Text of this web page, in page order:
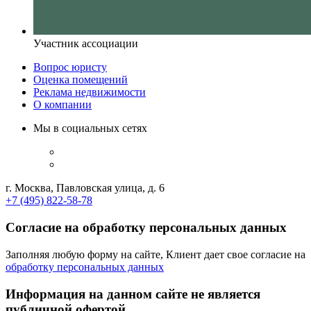
Участник ассоциации
Вопрос юристу
Оценка помещений
Реклама недвижимости
О компании
Мы в социальных сетях
г. Москва, Павловская улица, д. 6
+7 (495) 822-58-78
Согласие на обработку персональных данных
Заполняя любую форму на сайте, Клиент дает свое согласие на
обработку персональных данных
Информация на данном сайте не является